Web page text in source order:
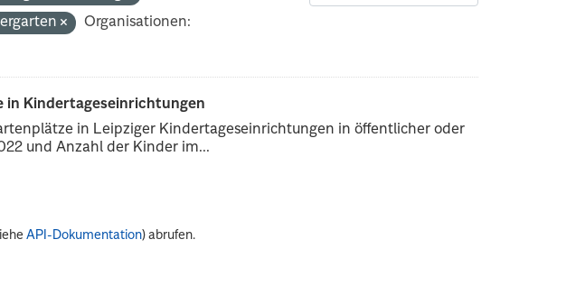
Organisationen:
in Kindertageseinrichtungen
in Leipziger Kindertageseinrichtungen in öffentlicher oder
und Anzahl der Kinder im...
API-Dokumentation) abrufen.